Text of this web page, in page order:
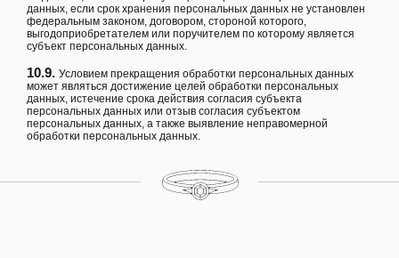
данных, если срок хранения персональных данных не установлен
федеральным законом, договором, стороной которого,
выгодоприобретателем или поручителем по которому является
субъект персональных данных.
10.9. Условием прекращения обработки персональных данных
может являться достижение целей обработки персональных
данных, истечение срока действия согласия субъекта
персональных данных или отзыв согласия субъектом
персональных данных, а также выявление неправомерной
обработки персональных данных.